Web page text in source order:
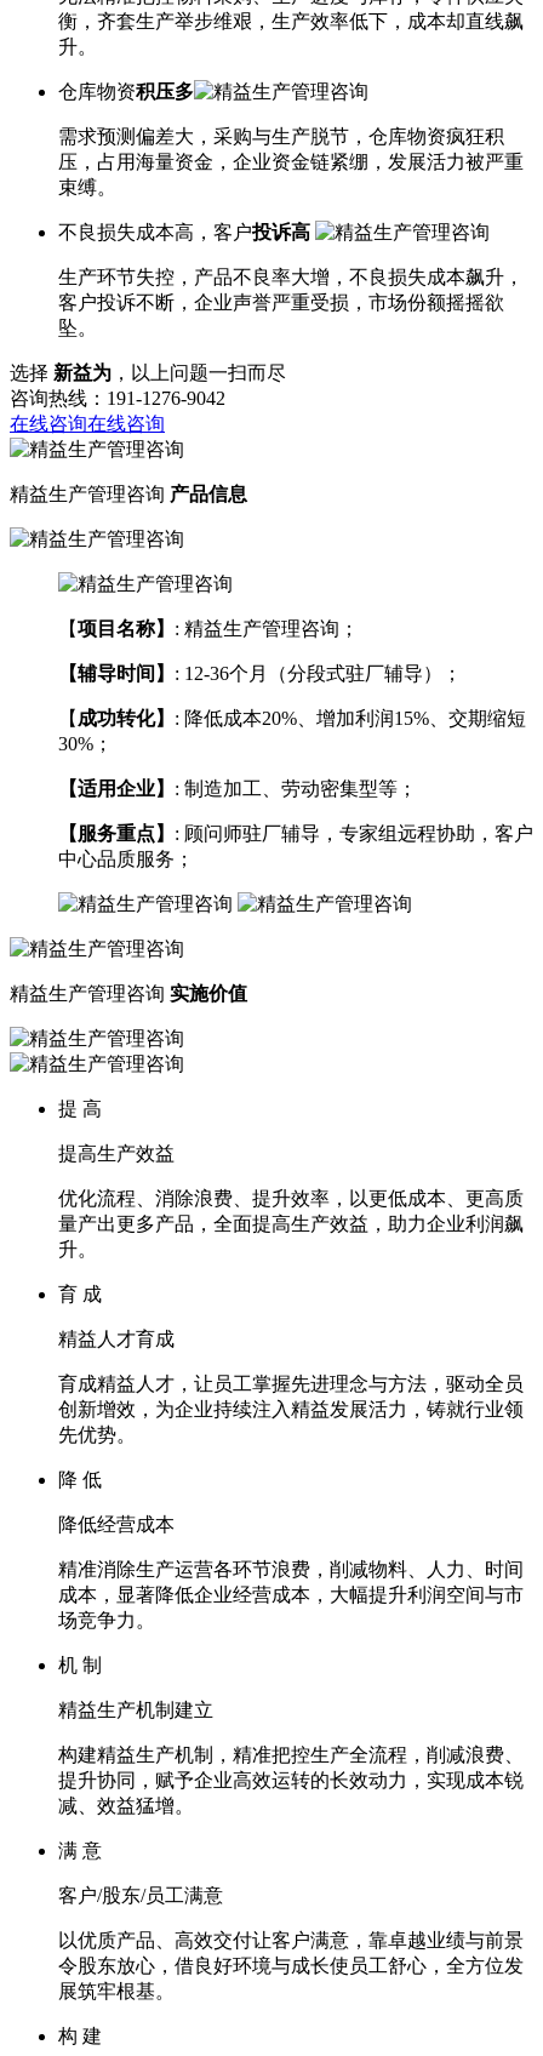
衡，齐套生产举步维艰，生产效率低下，成本却直线飙
升。
仓库物资积压多
需求预测偏差大，采购与生产脱节，仓库物资疯狂积
压，占用海量资金，企业资金链紧绷，发展活力被严重
束缚。
不良损失成本高，客户投诉高
生产环节失控，产品不良率大增，不良损失成本飙升，
客户投诉不断，企业声誉严重受损，市场份额摇摇欲
坠。
选择 新益为 ，以上问题一扫而尽
咨询热线：191-1276-9042
在线咨询在线咨询
精益生产管理咨询 产品信息
【项目名称】 : 精益生产管理咨询；
【辅导时间】 : 12-36个月（分段式驻厂辅导）；
【 成功转化】 : 降低成本20%、增加利润15%、交期缩短
30%；
【适用企业】 : 制造加工、劳动密集型等；
【服务重点】 : 顾问师驻厂辅导，专家组远程协助，客户
中心品质服务；
精益生产管理咨询 实施价值
提 高
提高生产效益
优化流程、消除浪费、提升效率，以更低成本、更高质
量产出更多产品，全面提高生产效益，助力企业利润飙
升。
育 成
精益人才育成
育成精益人才，让员工掌握先进理念与方法，驱动全员
创新增效，为企业持续注入精益发展活力，铸就行业领
先优势。
降 低
降低经营成本
精准消除生产运营各环节浪费，削减物料、人力、时间
成本，显著降低企业经营成本，大幅提升利润空间与市
场竞争力。
机 制
精益生产机制建立
构建精益生产机制，精准把控生产全流程，削减浪费、
提升协同，赋予企业高效运转的长效动力，实现成本锐
减、效益猛增。
满 意
客户/股东/员工满意
以优质产品、高效交付让客户满意，靠卓越业绩与前景
令股东放心，借良好环境与成长使员工舒心，全方位发
展筑牢根基。
构 建